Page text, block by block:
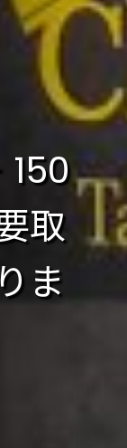
150
取
ま